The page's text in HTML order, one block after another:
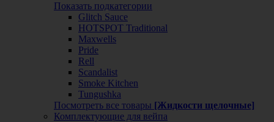
Показать подкатегории
Glitch Sauce
HOTSPOT Traditional
Maxwells
Pride
Rell
Scandalist
Smoke Kitchen
Tungushka
Посмотреть все товары [Жидкости щелочные]
Комплектующие для вейпа